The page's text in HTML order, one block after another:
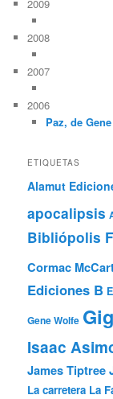
2009
2008
2007
2006
Paz, de
ETIQUETAS
Alamut
apocalipsis
Bibliópolis
Cormac
Ediciones B
Gene Wolfe
Isaac
James Tiptree
La carretera La